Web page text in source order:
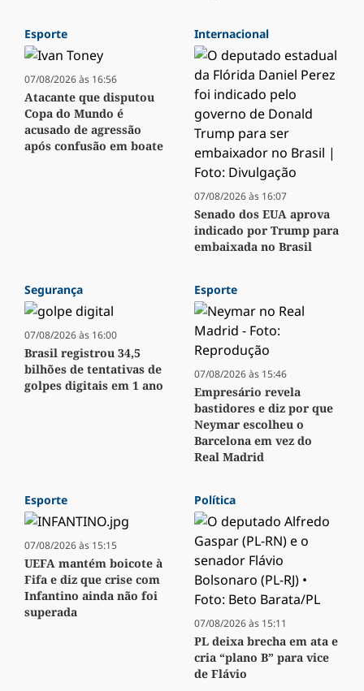
Esporte
07/08/2026 às 16:56
Atacante que disputou
Copa do Mundo é
acusado de agressão
após confusão em boate
Internacional
07/08/2026 às 16:07
Senado dos EUA aprova
indicado por Trump para
embaixada no Brasil
Segurança
07/08/2026 às 16:00
Brasil registrou 34,5
bilhões de tentativas de
golpes digitais em 1 ano
Esporte
07/08/2026 às 15:46
Empresário revela
bastidores e diz por que
Neymar escolheu o
Barcelona em vez do
Real Madrid
Esporte
07/08/2026 às 15:15
UEFA mantém boicote à
Fifa e diz que crise com
Infantino ainda não foi
superada
Política
07/08/2026 às 15:11
PL deixa brecha em ata e
cria “plano B” para vice
de Flávio